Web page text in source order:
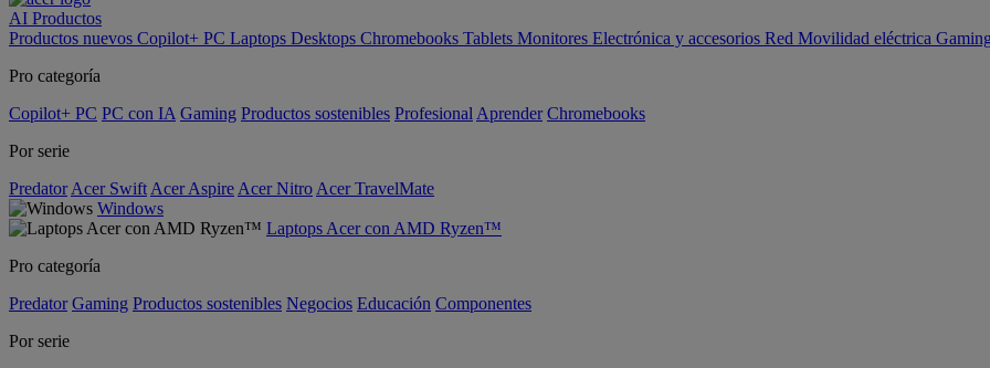
AI Productos
Productos nuevos Copilot+ PC Laptops Desktops Chromebooks Tablets Monitores Electrónica y accesorios Red Movilidad eléctrica
Pro categoría
Copilot+ PC PC con IA Gaming Productos sostenibles Profesional Aprender Chromebooks
Por serie
Predator Acer Swift Acer Aspire Acer Nitro Acer TravelMate
Windows
Laptops Acer con AMD Ryzen™
Pro categoría
Predator Gaming Productos sostenibles Negocios Educación Componentes
Por serie